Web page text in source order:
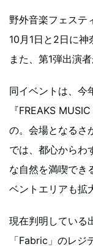
野外音楽フェステ
10月1日と2日に神
また、第1弾出演
同イベントは、今
『FREAKS
の。会場となるさ
では、都心からわ
な自然を満喫でき
ベントエリアも拡
現在判明している
「Fabric」のレ